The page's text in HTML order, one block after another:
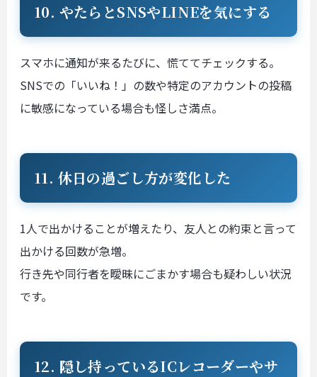
10. やたらとSNSやLINEを気にする
スマホに通知が来るたびに、慌ててチェックする。
SNSでの「いいね！」の数や特定のアカウントの投稿
に敏感になっている場合も怪しさ満点。
11. 休日の過ごし方が変化した
1人で出かけることが増えたり、友人との約束と言って
出かける回数が急増。
行き先や同行者を曖昧にごまかす場合も疑わしい状況
です。
12. 隠し持っているICレコーダーやサ